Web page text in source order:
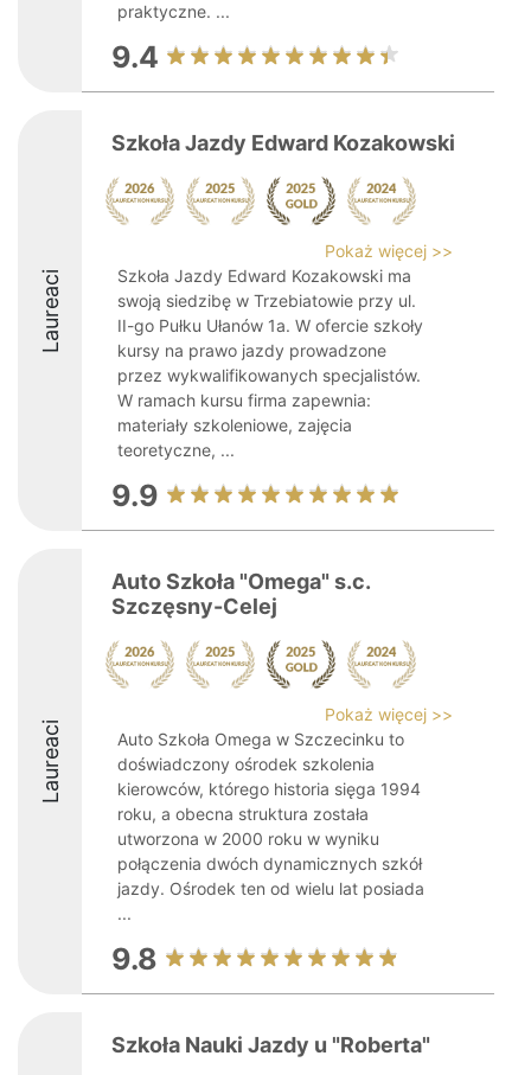
praktyczne. ...
9.4
Laureaci
Szkoła Jazdy Edward Kozakowski
Pokaż więcej >>
Szkoła Jazdy Edward Kozakowski ma
swoją siedzibę w Trzebiatowie przy ul.
II-go Pułku Ułanów 1a. W ofercie szkoły
kursy na prawo jazdy prowadzone
przez wykwalifikowanych specjalistów.
W ramach kursu firma zapewnia:
materiały szkoleniowe, zajęcia
teoretyczne, ...
9.9
Laureaci
Auto Szkoła "Omega" s.c.
Szczęsny-Celej
Pokaż więcej >>
Auto Szkoła Omega w Szczecinku to
doświadczony ośrodek szkolenia
kierowców, którego historia sięga 1994
roku, a obecna struktura została
utworzona w 2000 roku w wyniku
połączenia dwóch dynamicznych szkół
jazdy. Ośrodek ten od wielu lat posiada
...
9.8
Szkoła Nauki Jazdy u "Roberta"